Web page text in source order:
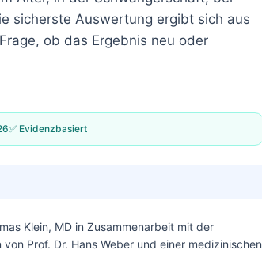
sicherste Auswertung ergibt sich aus
ob das Ergebnis neu oder
✅ Evidenzbasiert
Klein, MD in Zusammenarbeit mit der
Prof. Dr. Hans Weber und einer medizinischen